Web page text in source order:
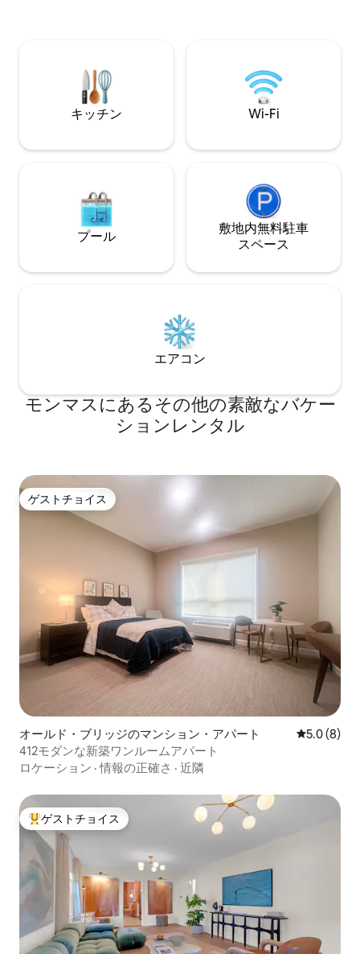
階：クイーンベッド付き寝室2部屋。2段
ベッド付きの寝室が1部屋あります。フル
バスルーム2室。高速Fios Wi-Fiとケーブ
ルテレビ。フロントポーチと庭。
静かな（！）スタ
き状況に応じて、
とレイトチェック
間10ドル）。
キッチン Wi-Fi
プール
敷地内無料駐⁠車
ス⁠ペ⁠ー⁠ス
エアコン
モンマスにあるその他の素敵なバケー
ションレンタル
ゲストチョイス
ゲストチョイス
オールド・ブリッジのマンション・アパート レビュー8
5.0 (8)
412モダンな新築ワンルームアパート
ロケーション ·情報の正確さ · 近隣
大好評のゲストチョイスです。
ゲストチョイス